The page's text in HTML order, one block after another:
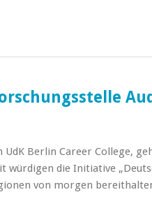
Berlin Career College,
würdigen die Initiative
von morgen